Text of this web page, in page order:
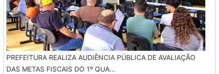
PREFEITURA REALIZA AUDIÊNCIA PÚBLICA DE AVALIAÇÃO
DAS METAS FISCAIS DO 1º QUA...